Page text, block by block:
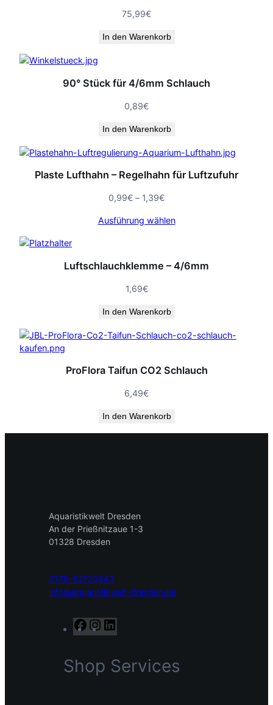
75,99€
In den Warenkorb
90° Stück für 4/6mm Schlauch
0,89€
In den Warenkorb
Plaste Lufthahn – Regelhahn für Luftzufuhr
0,99€ – 1,39€Preisspanne:
bis
Ausführung wählen
Luftschlauchklemme – 4/6mm
1,69€
In den Warenkorb
ProFlora Taifun CO2 Schlauch
6,49€
In den Warenkorb
Aquaristikwelt Dresden
An der Prießnitzaue 1-3
01328 Dresden
0176-62720643
info@aquaristikwelt-dresden.de
F
a
e
b
n
t
a
i
k
e
Shop Services